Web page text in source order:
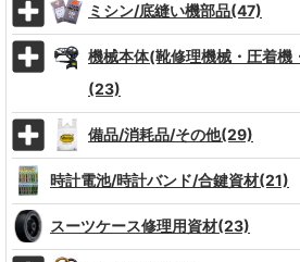
ミシン/底縫い機部品(47)
機械本体(靴修理機械・圧着機
(23)
備品/消耗品/その他(29)
時計電池/時計バンド/合鍵資材(21)
スーツケース修理用資材(23)